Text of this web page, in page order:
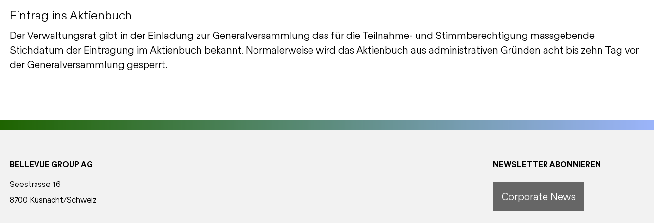
Eintrag ins Aktienbuch
Der Verwaltungsrat gibt in der Einladung zur Generalversammlung das für die Teilnahme- und Stimmberechtigung massgebende
Stichdatum der Eintragung im Aktienbuch bekannt. Normalerweise wird das Aktienbuch aus administrativen Gründen acht bis zehn Tag vor
der Generalversammlung gesperrt.
BELLEVUE GROUP AG
Seestrasse 16
8700 Küsnacht/Schweiz
NEWSLETTER ABONNIEREN
Corporate News